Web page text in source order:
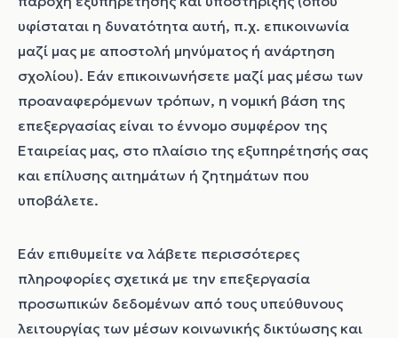
υφίσταται η δυνατότητα αυτή, π.χ. επικοινωνία
μαζί μας με αποστολή μηνύματος ή ανάρτηση
σχολίου). Εάν επικοινωνήσετε μαζί μας μέσω των
προαναφερόμενων τρόπων, η νομική βάση της
επεξεργασίας είναι το έννομο συμφέρον της
Εταιρείας μας, στο πλαίσιο της εξυπηρέτησής σας
και επίλυσης αιτημάτων ή ζητημάτων που
υποβάλετε.
Εάν επιθυμείτε να λάβετε περισσότερες
πληροφορίες σχετικά με την επεξεργασία
προσωπικών δεδομένων από τους υπεύθυνους
λειτουργίας των μέσων κοινωνικής δικτύωσης και